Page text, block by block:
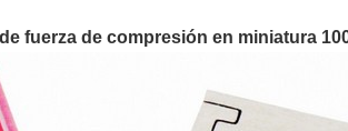
fuerza de compresión en miniatura